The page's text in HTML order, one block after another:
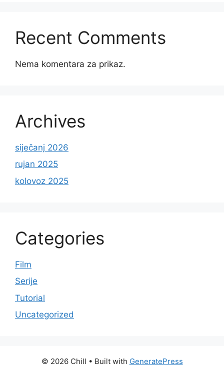
Recent Comments
Nema komentara za prikaz.
Archives
siječanj 2026
rujan 2025
kolovoz 2025
Categories
Film
Serije
Tutorial
Uncategorized
© 2026 Chill • Built with GeneratePress